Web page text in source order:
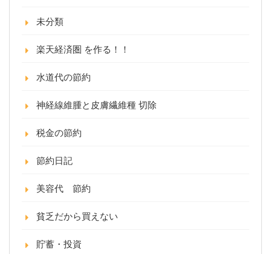
未分類
楽天経済圏 を作る！！
水道代の節約
神経線維腫と皮膚繊維種 切除
税金の節約
節約日記
美容代 節約
貧乏だから買えない
貯蓄・投資